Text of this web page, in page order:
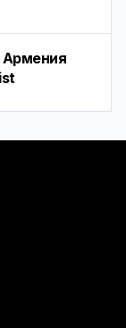
Армения